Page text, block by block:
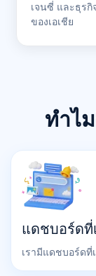
เจนซี่ และธุร
ของเอเชีย
ทำไ
แดชบอร์ดที่
เรามีแดชบอร์ดที่